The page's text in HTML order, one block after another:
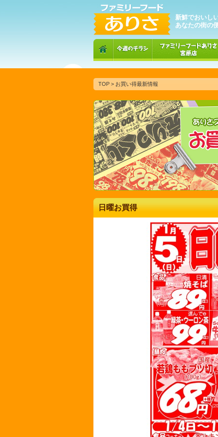
新鮮でおいし
あなたの街の
TOP > お買い得最新情報
日曜お買得